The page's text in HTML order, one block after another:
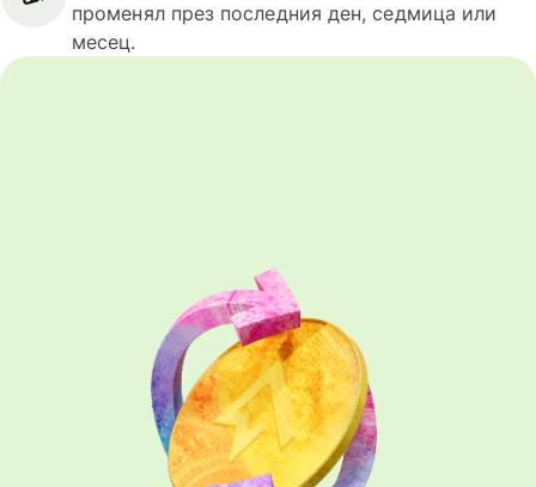
променял през последния ден, седмица или
месец.